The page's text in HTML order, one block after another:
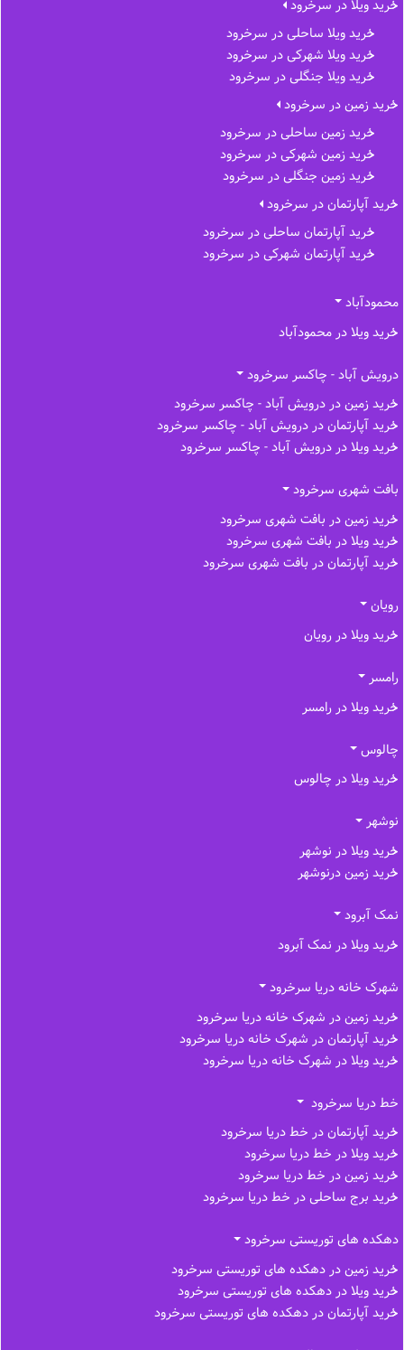
خرید ویلا در سرخرود
خرید ویلا ساحلی در سرخرود
خرید ویلا شهرکی در سرخرود
خرید ویلا جنگلی در سرخرود
خرید زمین در سرخرود
خرید زمین ساحلی در سرخرود
خرید زمین شهرکی در سرخرود
خرید زمین جنگلی در سرخرود
خرید آپارتمان در سرخرود
خرید آپارتمان ساحلی در سرخرود
خرید آپارتمان شهرکی در سرخرود
محمودآباد
خرید ویلا در محمودآباد
درویش آباد - چاکسر سرخرود
خرید زمین در درویش آباد - چاکسر سرخرود
خرید آپارتمان در درویش آباد - چاکسر سرخرود
خرید ویلا در درویش آباد - چاکسر سرخرود
بافت شهری سرخرود
خرید زمین در بافت شهری سرخرود
خرید ویلا در بافت شهری سرخرود
خرید آپارتمان در بافت شهری سرخرود
رویان
خرید ویلا در رویان
رامسر
خرید ویلا در رامسر
چالوس
خرید ویلا در چالوس
نوشهر
خرید ویلا در نوشهر
خرید زمین درنوشهر
نمک آبرود
خرید ویلا در نمک آبرود
شهرک خانه دریا سرخرود
خرید زمین در شهرک خانه دریا سرخرود
خرید آپارتمان در شهرک خانه دریا سرخرود
خرید ویلا در شهرک خانه دریا سرخرود
خط دریا سرخرود
خرید آپارتمان در خط دریا سرخرود
خرید ویلا در خط دریا سرخرود
خرید زمین در خط دریا سرخرود
خرید برج ساحلی در خط‌ دریا سرخرود
دهکده های توریستی سرخرود
خرید زمین در دهکده های توریستی سرخرود
خرید ویلا در دهکده های توریستی سرخرود
خرید آپارتمان در دهکده های توریستی سرخرود